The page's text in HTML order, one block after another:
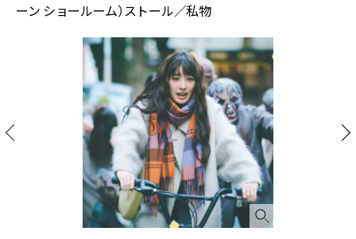
ーン ショールーム）ストール／私物